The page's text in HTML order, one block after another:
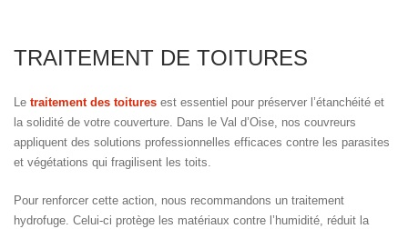
TRAITEMENT DE TOITURES
Le traitement des toitures est essentiel pour préserver l’étanchéité et
la solidité de votre couverture. Dans le Val d’Oise, nos couvreurs
appliquent des solutions professionnelles efficaces contre les parasites
et végétations qui fragilisent les toits.
Pour renforcer cette action, nous recommandons un traitement
hydrofuge. Celui-ci protège les matériaux contre l’humidité, réduit la